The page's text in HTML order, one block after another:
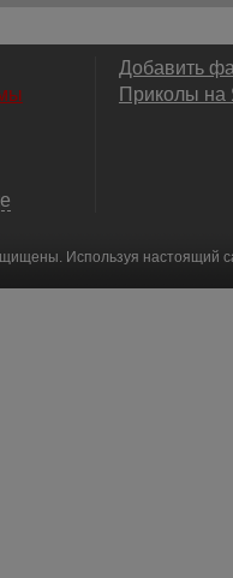
Добавить
Приколы
Используя настоящий